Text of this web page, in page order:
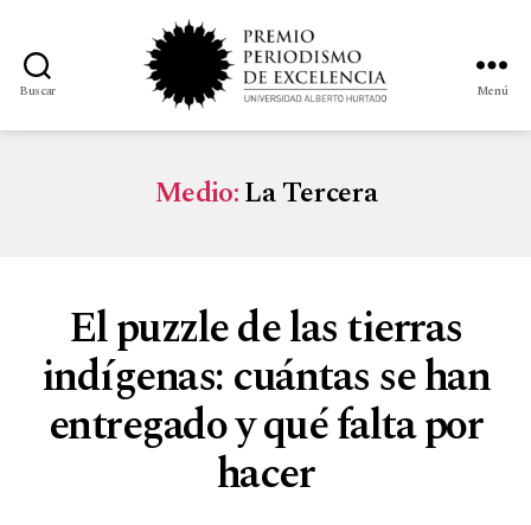
Buscar Menú
Medio:La Tercera
El puzzle de las tierras
indígenas: cuántas se han
entregado y qué falta por
hacer